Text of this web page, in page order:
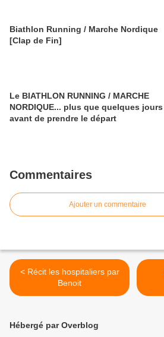
Biathlon Running / Marche Nordique
[Clap de Fin]
Le BIATHLON RUNNING / MARCHE
NORDIQUE... plus que quelques jours
avant de prendre le départ
Commentaires
Ajouter un commentaire
< Récit les hospitaliers par
Benoit
Hébergé par Overblog